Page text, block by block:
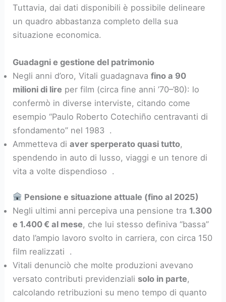
Tuttavia, dai dati disponibili è possibile delineare
un quadro abbastanza completo della sua
situazione economica.
Guadagni e gestione del patrimonio
Negli anni d’oro, Vitali guadagnavafino a 90
milioni di lire per film (circa fine anni ’70–’80): lo
confermò in diverse interviste, citando come
esempio “Paulo Roberto Cotechiño centravanti di
sfondamento” nel 1983 .
Ammetteva diaver sperperato quasi tutto,
spendendo in auto di lusso, viaggi e un tenore di
vita a volte dispendioso .
Pensione e situazione attuale (fino al 2025)
Negli ultimi anni percepiva una pensione tra 1.300
e 1.400 € al mese, che lui stesso definiva “bassa”
dato l’ampio lavoro svolto in carriera, con circa 150
film realizzati .
Vitali denunciò che molte produzioni avevano
versato contributi previdenziali solo in parte,
calcolando retribuzioni su meno tempo di quanto